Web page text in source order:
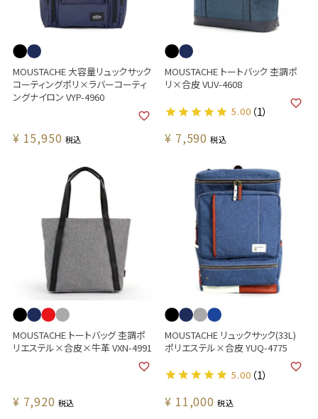
MOUSTACHE 大容量リュックサック
コーティングポリ×ラバーコーティ
ングナイロン VYP-4960
¥ 15,950 税込
MOUSTACHE トートバック 杢調ポ
リ×合皮 VUV-4608
¥ 7,590 税込
5.00 （1）
MOUSTACHE トートバッグ 杢調ポ
リエステル×合皮×牛革 VXN-4991
¥ 7,920 税込
MOUSTACHE リュックサック(33L)
ポリエステル×合皮 YUQ-4775
¥ 11,000 税込
5.00 （1）